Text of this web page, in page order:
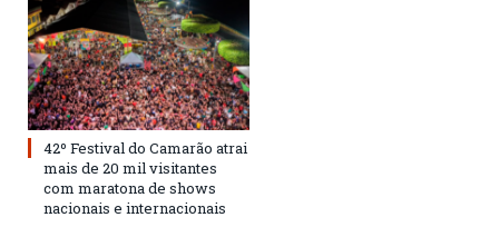
42º Festival do Camarão atrai
mais de 20 mil visitantes
com maratona de shows
nacionais e internacionais